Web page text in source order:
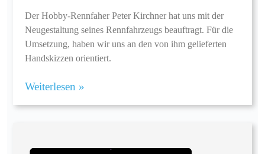
Der Hobby-Rennfaher Peter Kirchner hat uns mit der
Neugestaltung seines Rennfahrzeugs beauftragt. Für die
Umsetzung, haben wir uns an den von ihm gelieferten
Handskizzen orientiert.
Weiterlesen »